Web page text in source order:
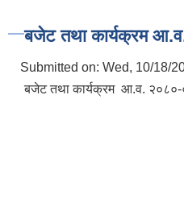
बजेट तथा कार्यक्रम
Submitted on: Wed, 10/18/
बजेट तथा कार्यक्रम आ.व.